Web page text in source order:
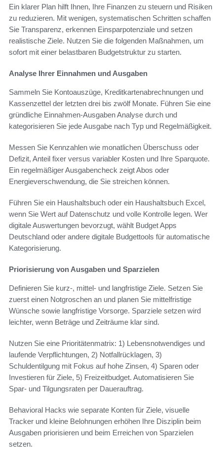
Ein klarer Plan hilft Ihnen, Ihre Finanzen zu steuern und Risiken
zu reduzieren. Mit wenigen, systematischen Schritten schaffen
Sie Transparenz, erkennen Einsparpotenziale und setzen
realistische Ziele. Nutzen Sie die folgenden Maßnahmen, um
sofort mit einer belastbaren Budgetstruktur zu starten.
Analyse Ihrer Einnahmen und Ausgaben
Sammeln Sie Kontoauszüge, Kreditkartenabrechnungen und
Kassenzettel der letzten drei bis zwölf Monate. Führen Sie eine
gründliche Einnahmen-Ausgaben Analyse durch und
kategorisieren Sie jede Ausgabe nach Typ und Regelmäßigkeit.
Messen Sie Kennzahlen wie monatlichen Überschuss oder
Defizit, Anteil fixer versus variabler Kosten und Ihre Sparquote.
Ein regelmäßiger Ausgabencheck zeigt Abos oder
Energieverschwendung, die Sie streichen können.
Führen Sie ein Haushaltsbuch oder ein Haushaltsbuch Excel,
wenn Sie Wert auf Datenschutz und volle Kontrolle legen. Wer
digitale Auswertungen bevorzugt, wählt Budget Apps
Deutschland oder andere digitale Budgettools für automatische
Kategorisierung.
Priorisierung von Ausgaben und Sparzielen
Definieren Sie kurz-, mittel- und langfristige Ziele. Setzen Sie
zuerst einen Notgroschen an und planen Sie mittelfristige
Wünsche sowie langfristige Vorsorge. Sparziele setzen wird
leichter, wenn Beträge und Zeiträume klar sind.
Nutzen Sie eine Prioritätenmatrix: 1) Lebensnotwendiges und
laufende Verpflichtungen, 2) Notfallrücklagen, 3)
Schuldentilgung mit Fokus auf hohe Zinsen, 4) Sparen oder
Investieren für Ziele, 5) Freizeitbudget. Automatisieren Sie
Spar- und Tilgungsraten per Dauerauftrag.
Behavioral Hacks wie separate Konten für Ziele, visuelle
Tracker und kleine Belohnungen erhöhen Ihre Disziplin beim
Ausgaben priorisieren und beim Erreichen von Sparzielen
setzen.